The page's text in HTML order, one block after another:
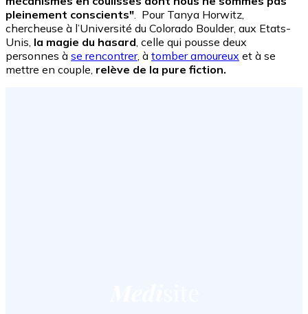
pleinement conscients". Pour Tanya Horwitz,
chercheuse à l’Université du Colorado Boulder, aux Etats-
Unis, la magie du hasard, celle qui pousse deux
personnes à se rencontrer, à tomber amoureux et à se
mettre en couple, relève de la pure fiction.